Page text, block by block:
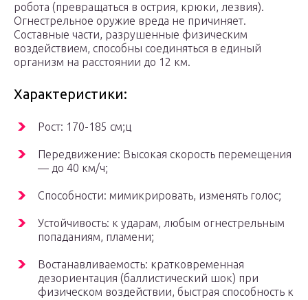
робота (превращаться в острия, крюки, лезвия).
Огнестрельное оружие вреда не причиняет.
Составные части, разрушенные физическим
воздействием, способны соединяться в единый
организм на расстоянии до 12 км.
Характеристики:
Рост: 170-185 см;ц
Передвижение: Высокая скорость перемещения
— до 40 км/ч;
Способности: мимикрировать, изменять голос;
Устойчивость: к ударам, любым огнестрельным
попаданиям, пламени;
Востанавливаемость: кратковременная
дезориентация (баллистический шок) при
физическом воздействии, быстрая способность к